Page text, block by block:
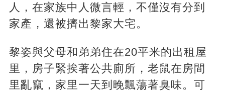
人，在家族中人微言輕，不僅沒有分到
家產，還被擠出黎家大宅。
黎姿與父母和弟弟住在20平米的出租屋
里，房子緊挨著公共廁所，老鼠在房間
里亂竄，家里一天到晚飄蕩著臭味。可